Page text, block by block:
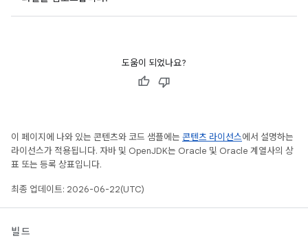
도움이 되었나요?
이 페이지에 나와 있는 콘텐츠와 코드 샘플에는 콘텐츠 라이선스에서 설명하는
라이선스가 적용됩니다. 자바 및 OpenJDK는 Oracle 및 Oracle 계열사의 상
표 또는 등록 상표입니다.
최종 업데이트: 2026-06-22(UTC)
빌드